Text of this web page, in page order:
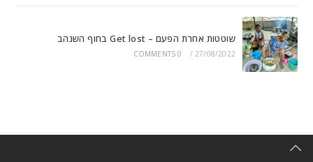
שוטטות אחרת הפעם – Get lost בחוף השנהב
27/08/2022
/
0 COMMENTS